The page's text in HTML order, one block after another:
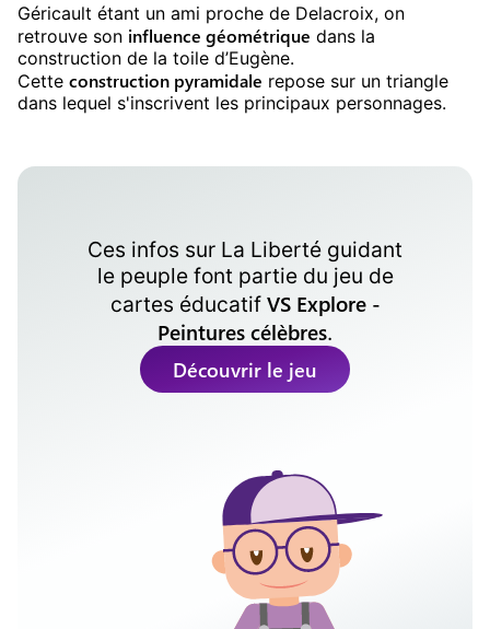
Géricault étant un ami proche de Delacroix, on
retrouve son influence géométrique dans la
construction de la toile d’Eugène.
Cette construction pyramidale repose sur un triangle
dans lequel s'inscrivent les principaux personnages.
Ces infos sur La Liberté guidant
le peuple font partie du jeu de
cartes éducatif VS Explore -
Peintures célèbres.
Découvrir le jeu